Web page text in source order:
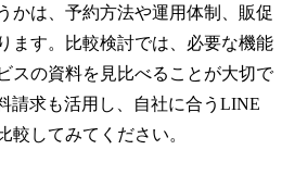
かは、予約方法や運用体制、販促
ます。比較検討では、必要な機能
スの資料を見比べることが大切で
請求も活用し、自社に合うLINE
較してみてください。